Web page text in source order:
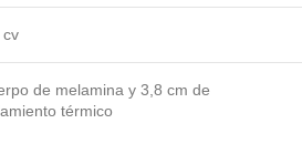
cv
de melamina y 3,8 cm de
térmico